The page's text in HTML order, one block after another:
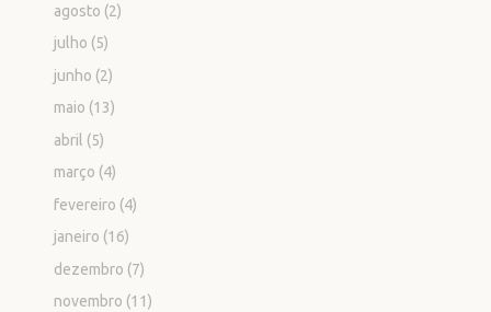
agosto (2)
julho (5)
junho (2)
maio (13)
abril (5)
março (4)
fevereiro (4)
janeiro (16)
dezembro (7)
novembro (11)